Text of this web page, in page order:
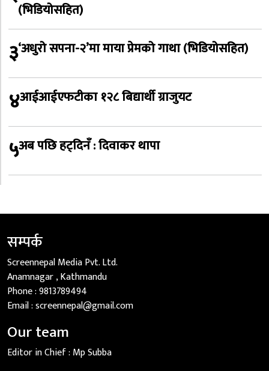
(भिडियोसहित)
३‘अधुरो सपना-२’मा माया प्रेमको गाथा (भिडियोसहित)
४आईआईएफटीका १२८ बिद्यार्थी ग्राजुयट
५अब पछि हट्दिनँ : दिवाकर थापा
सम्पर्क
Screennepal Media Pvt. Ltd.
Anamnagar , Kathmandu
Phone :9813789494
Email :screennepal@gmail.com
Our team
Editor in Chief : Mp Subba